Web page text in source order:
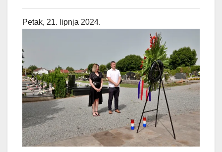
Petak, 21. lipnja 2024.